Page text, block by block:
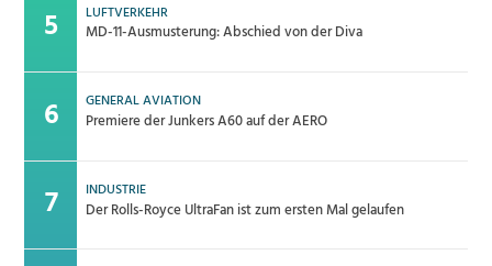
LUFTVERKEHR
MD-11-Ausmusterung: Abschied von der Diva
GENERAL AVIATION
Premiere der Junkers A60 auf der AERO
INDUSTRIE
Der Rolls-Royce UltraFan ist zum ersten Mal gelaufen